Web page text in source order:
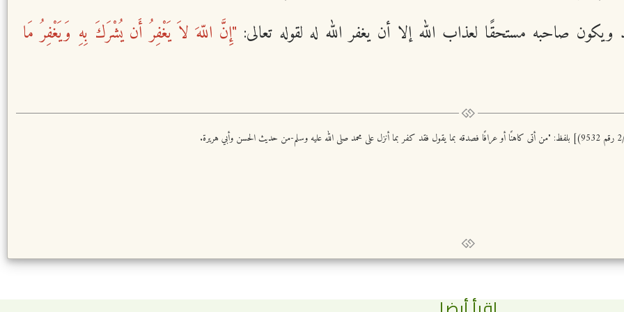
صاحبه مستحقًا لعذاب الله إلا أن يغفر الله له لقوله تعالى: "إِنَّ اللّهَ لاَ يَغْفِرُ أَن يُشْرَكَ بِهِ وَيَغْفِرُ مَا